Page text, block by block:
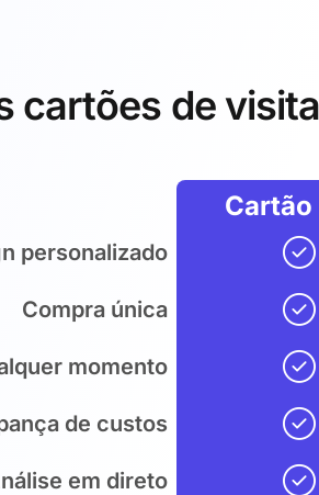
cartões de
Cartão
personalizado
Compra única
momento
de custos
em direto